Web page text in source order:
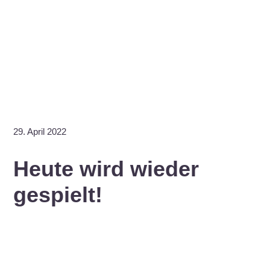
29. April 2022
Heute wird wieder
gespielt!